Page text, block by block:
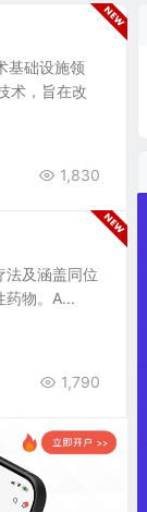
基础设施领
术，旨在改
1,830
及涵盖同位
药物。A...
1,790